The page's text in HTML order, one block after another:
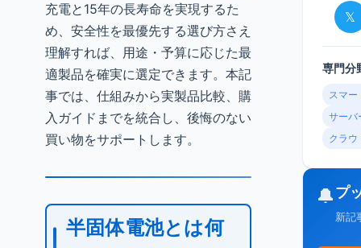
充電と15年の長寿命を実現するた
め、安全性を最優先する選び方さえ
理解すれば、用途・予算に応じた最
適製品を確実に選定できます。本記
事では、仕組みから実製品比較、購
入ガイドまでを統合し、後悔のない
買い物をサポートします。
半固体電池とは何
𝕏
専門分
スマー
サーバ
クラウ
🔔プ
新記